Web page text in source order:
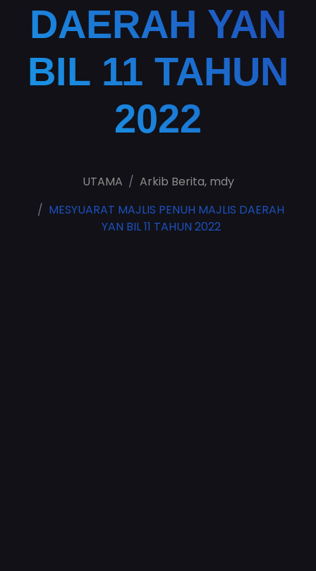
DAERAH YAN
BIL 11 TAHUN
2022
UTAMA Arkib Berita, mdy
MESYUARAT MAJLIS PENUH MAJLIS DAERAH
YAN BIL 11 TAHUN 2022